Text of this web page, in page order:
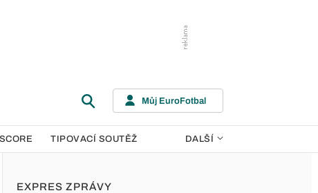
Můj EuroFotbal
TIPOVACÍ SOUTĚŽ DALŠÍ
EXPRES ZPRÁVY